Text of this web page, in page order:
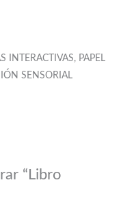
INTERACTIVAS, PAPEL
SENSORIAL
“Libro